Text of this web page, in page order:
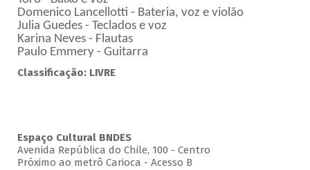
Domenico Lancellotti - Bateria, voz e violão
Julia Guedes - Teclados e voz
Karina Neves - Flautas
Paulo Emmery - Guitarra
Classificação: LIVRE
Espaço Cultural BNDES
Avenida República do Chile, 100 - Centro
Próximo ao metrô Carioca - Acesso B